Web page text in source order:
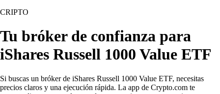
CRIPTO
Tu bróker de confianza para
iShares Russell 1000 Value ETF
Si buscas un bróker de iShares Russell 1000 Value ETF, necesitas
precios claros y una ejecución rápida. La app de Crypto.com te